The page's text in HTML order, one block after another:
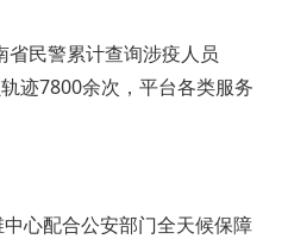
民警累计查询涉疫人员
迹7800余次，平台各类服务
心配合公安部门全天候保障